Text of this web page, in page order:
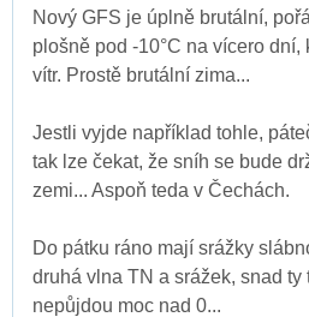
Nový GFS je úplně brutální,
plošně pod -10°C na vícero dní,
vítr. Prostě brutální zima...
Jestli vyjde například tohle,
tak lze čekat, že sníh se bude
zemi... Aspoň teda v Čechách.
Do pátku ráno mají srážky
druhá vlna TN a srážek, snad ty
nepůjdou moc nad 0...